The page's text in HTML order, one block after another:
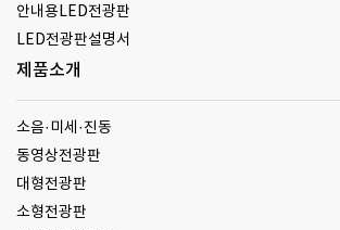
안내용LED전광판
LED전광판설명서
제품소개
소음·미세·진동
동영상전광판
대형전광판
소형전광판